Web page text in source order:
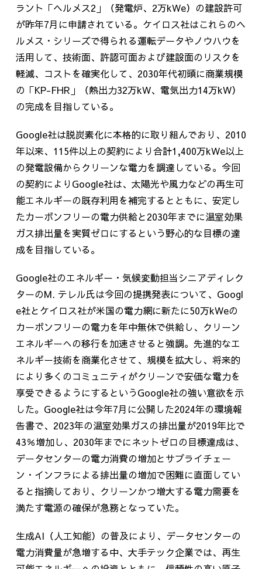
ラント「ヘルメス2 」（発電炉、 2万kWe）の建設許可
が昨年7月に申請されている。ケイロス社はこれらのヘ
ルメス・シリーズで得られる運転データやノウハウを
活用して、技術面、許認可面および建設面のリスクを
軽減、コストを確実化して、 2030年代初頭に商業規模
の「KP-FHR 」（熱出力32万kW、電気出力14万kW）
の完成を目指している。
Google社は脱炭素化に本格的に取り組んでおり、 2010
年以来、 115件以上の契約により合計1,400万kWe以上
の発電設備からクリーンな電力を調達している。今回
の契約により Google社は、太陽光や風力などの再生可
能エネルギーの既存利用を補完するとともに、安定し
たカーボンフリーの電力供給と2030年までに温室効果
ガス排出量を実質ゼロにするという野心的な目標の達
成を目指している。
Google社のエネルギー・気候変動担当シニアディレク
ターのM. テレル氏は今回の提携発表について、 Googl
e社とケイロス社が米国の電力網に新たに50万kWeの
カーボンフリーの電力を年中無休で供給し、クリーン
エネルギーへの移行を加速させると強調。先進的なエ
ネルギー技術を商業化させて、規模を拡大し、将来的
により多くのコミュニティがクリーンで安価な電力を
享受できるようにするというGoogle社の強い意欲を示
した。 Google社は今年7月に公開した2024年の環境報
告書で、 2023年の温室効果ガスの排出量が2019年比で
43％増加し、 2030年までにネットゼロの目標達成は、
データセンターの電力消費の増加とサプライチェー
ン・インフラによる排出量の増加で困難に直面してい
ると指摘しており、クリーンかつ増大する電力需要を
満たす電源の確保が急務となっていた。
生成AI （人工知能）の普及により、データセンターの
電力消費量が急増する中、大手テック企業では、再生